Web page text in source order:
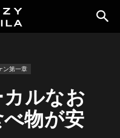
ン第一章
ルなお
物が安